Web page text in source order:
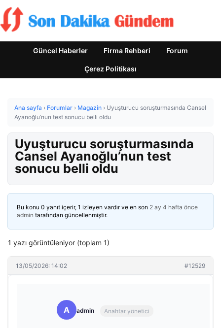
Güncel Haberler Firma Rehberi Forum
Çerez Politikası
Ana sayfa › Forumlar › Magazin › Uyuşturucu soruşturmasında Cansel
Ayanoğlu’nun test sonucu belli oldu
Uyuşturucu soruşturmasında
Cansel Ayanoğlu’nun test
sonucu belli oldu
Bu konu 0 yanıt içerir, 1 izleyen vardır ve en son 2 ay 4 hafta önce
admin tarafından güncellenmiştir.
1 yazı görüntüleniyor (toplam 1)
13/05/2026: 14:02 #12529
A admin Anahtar yönetici